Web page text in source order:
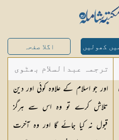
کھولیں اگلا صفحہ
ترجمہ عبدالسلام بھٹوی
- عبدالسلام بن محمد
اور جو اسلام کے علاوہ کوئی اور دین
تلاش کرے تو وہ اس سے ہرگز
قبول نہ کیا جائے گا اور وہ آخرت